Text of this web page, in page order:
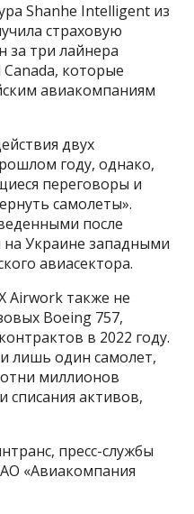
Shanhe Intelligent из
страховую
за три лайнера
которые
авиакомпаниям
двух
году, однако,
переговоры и
самолеты».
после
Украине западными
авиасектора.
Airwork также не
Boeing 757,
в 2022 году.
лишь один самолет,
миллионов
списания активов,
пресс-службы
«Авиакомпания